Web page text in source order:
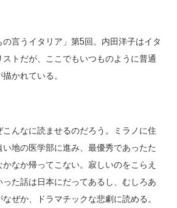
言うイタリア」第5回。内田洋子はイタ
ストだが、ここでもいつものように普通
かれている。
んなに読ませるのだろう。ミラノに住
地の医学部に進み、最優秀であったた
なか帰ってこない。寂しいのをこらえ
た話は日本にだってあるし、むしろあ
ぜか、ドラマチックな悲劇に読める。